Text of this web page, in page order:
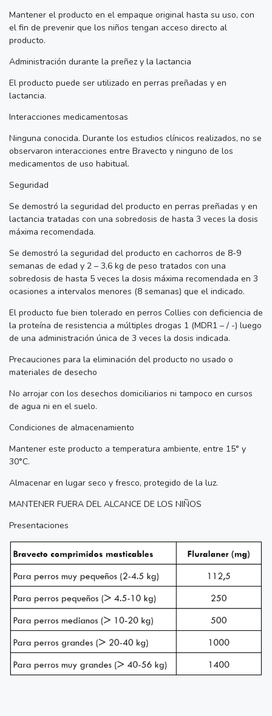
Mantener el producto en el empaque original hasta su uso, con
el fin de prevenir que los niños tengan acceso directo al
producto.
Administración durante la preñez y la lactancia
El producto puede ser utilizado en perras preñadas y en
lactancia.
Interacciones medicamentosas
Ninguna conocida. Durante los estudios clínicos realizados, no se
observaron interacciones entre Bravecto y ninguno de los
medicamentos de uso habitual.
Seguridad
Se demostró la seguridad del producto en perras preñadas y en
lactancia tratadas con una sobredosis de hasta 3 veces la dosis
máxima recomendada.
Se demostró la seguridad del producto en cachorros de 8-9
semanas de edad y 2 – 3,6 kg de peso tratados con una
sobredosis de hasta 5 veces la dosis máxima recomendada en 3
ocasiones a intervalos menores (8 semanas) que el indicado.
El producto fue bien tolerado en perros Collies con deficiencia de
la proteína de resistencia a múltiples drogas 1 (MDR1 – / -) luego
de una administración única de 3 veces la dosis indicada.
Precauciones para la eliminación del producto no usado o
materiales de desecho
No arrojar con los desechos domiciliarios ni tampoco en cursos
de agua ni en el suelo.
Condiciones de almacenamiento
Mantener este producto a temperatura ambiente, entre 15° y
30°C.
Almacenar en lugar seco y fresco, protegido de la luz.
MANTENER FUERA DEL ALCANCE DE LOS NIÑOS
Presentaciones